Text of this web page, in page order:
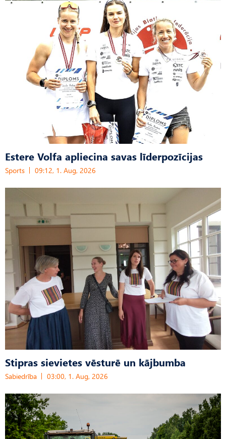
Estere Volfa apliecina savas līderpozīcijas
Sports 09:12, 1. Aug, 2026
Stipras sievietes vēsturē un kājbumba
Sabiedrība 03:00, 1. Aug, 2026